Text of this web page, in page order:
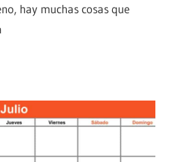
hay muchas cosas que